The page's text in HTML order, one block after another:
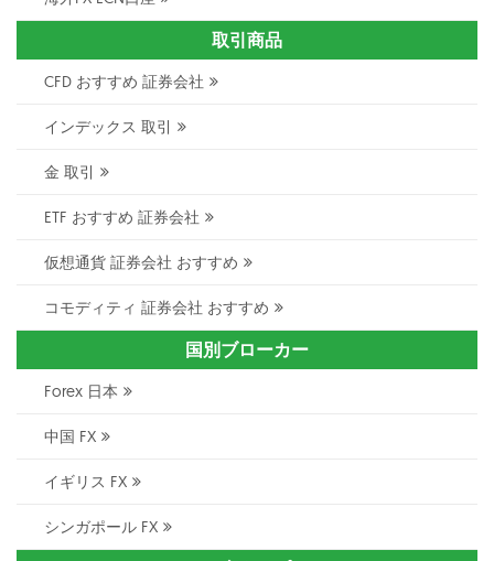
取引商品
CFD おすすめ 証券会社
インデックス 取引
金 取引
ETF おすすめ 証券会社
仮想通貨 証券会社 おすすめ
コモディティ 証券会社 おすすめ
国別ブローカー
Forex 日本
中国 FX
イギリス FX
シンガポール FX